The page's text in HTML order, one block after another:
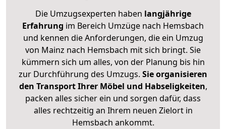
Die Umzugsexperten haben langjährige
Erfahrung im Bereich Umzüge nach Hemsbach
und kennen die Anforderungen, die ein Umzug
von Mainz nach Hemsbach mit sich bringt. Sie
kümmern sich um alles, von der Planung bis hin
zur Durchführung des Umzugs. Sie organisieren
den Transport Ihrer Möbel und Habseligkeiten,
packen alles sicher ein und sorgen dafür, dass
alles rechtzeitig an Ihrem neuen Zielort in
Hemsbach ankommt.